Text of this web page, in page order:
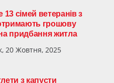
сімей ветеранів з
грошову
придбання житла
20 Жовтня, 2025
з капусти